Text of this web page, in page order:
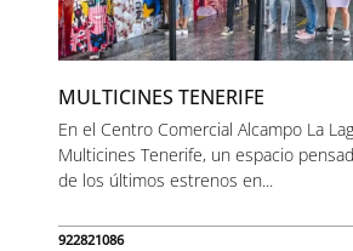
MULTICINES TENERIFE
En el Centro Comercial Alcampo La
Multicines Tenerife, un espacio
de los últimos estrenos en...
922821086